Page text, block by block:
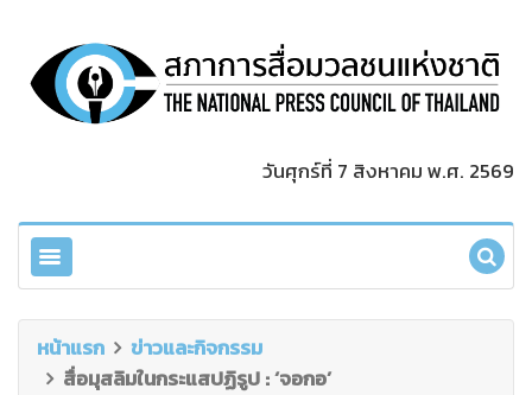
วันศุกร์ที่ 7 สิงหาคม พ.ศ. 2569
หน้าแรก
ข่าวและกิจกรรม
สื่อมุสลิมในกระแสปฏิรูป : ‘จอกอ’